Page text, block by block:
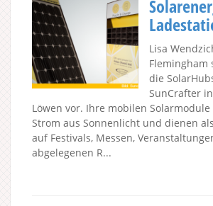
Lisa
Flemingham
die
SunCrafter
Löwen vor. Ihre mobilen Solarmodule
Strom aus Sonnenlicht und dienen
auf Festivals, Messen,
abgelegenen R...